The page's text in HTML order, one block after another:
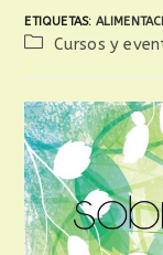
ETIQUETAS:
Cursos y